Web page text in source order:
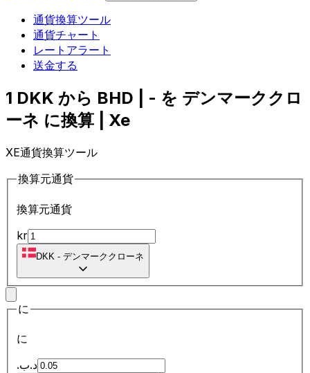
通貨換算ツール
通貨チャート
レートアラート
送金する
1 DKK から BHD | - を デンマーククロ
ーネ に換算 | Xe
XE通貨換算ツール
換算元通貨
換算元通貨
kr
DKK - デンマーククローネ
に
に
.د.ب